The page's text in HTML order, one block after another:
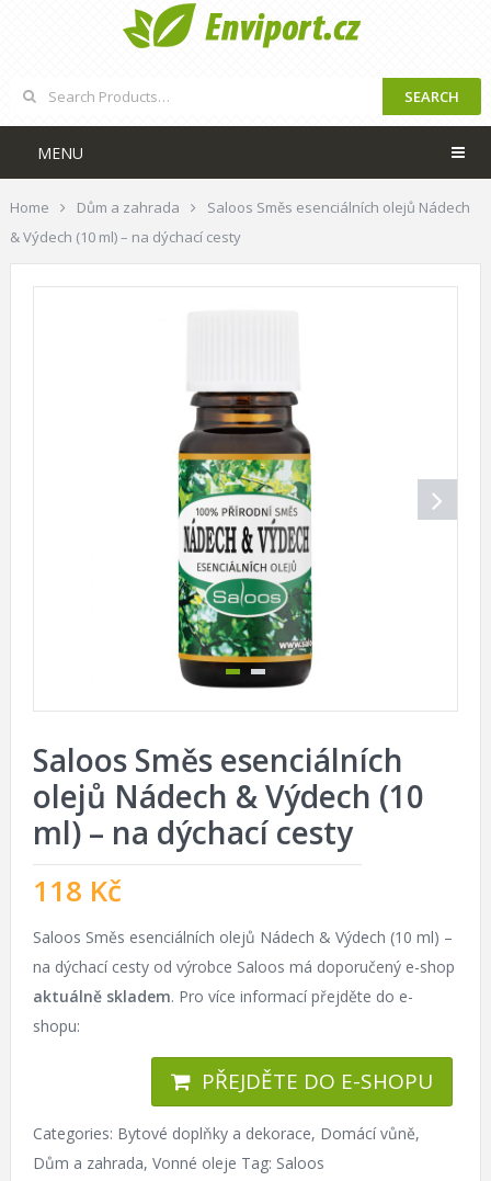
SEARCH
MENU
Home Dům a zahrada
Saloos Směs esenciálních olejů Nádech
& Výdech (10 ml) – na dýchací cesty
Saloos Směs esenciálních
olejů Nádech & Výdech (10
ml) – na dýchací cesty
118 Kč
Saloos Směs esenciálních olejů Nádech & Výdech (10 ml) –
na dýchací cesty od výrobce Saloos má doporučený e-shop
aktuálně skladem. Pro více informací přejděte do e-
shopu:
PŘEJDĚTE DO E-SHOPU
Categories: Bytové doplňky a dekorace, Domácí vůně,
Dům a zahrada, Vonné oleje Tag: Saloos